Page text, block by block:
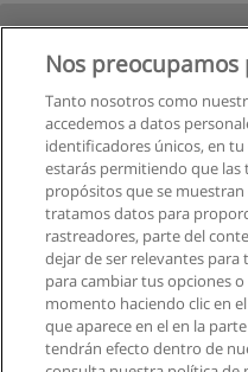
Nos
Tanto nosotros como
accedemos a datos
identificadores únicos, en tu
estarás permitiendo que
propósitos que se
tratamos datos para
rastreadores, parte del
dejar de ser relevantes para
para cambiar tus opciones
momento haciendo clic en
que aparece en el en la
tendrán efecto dentro de